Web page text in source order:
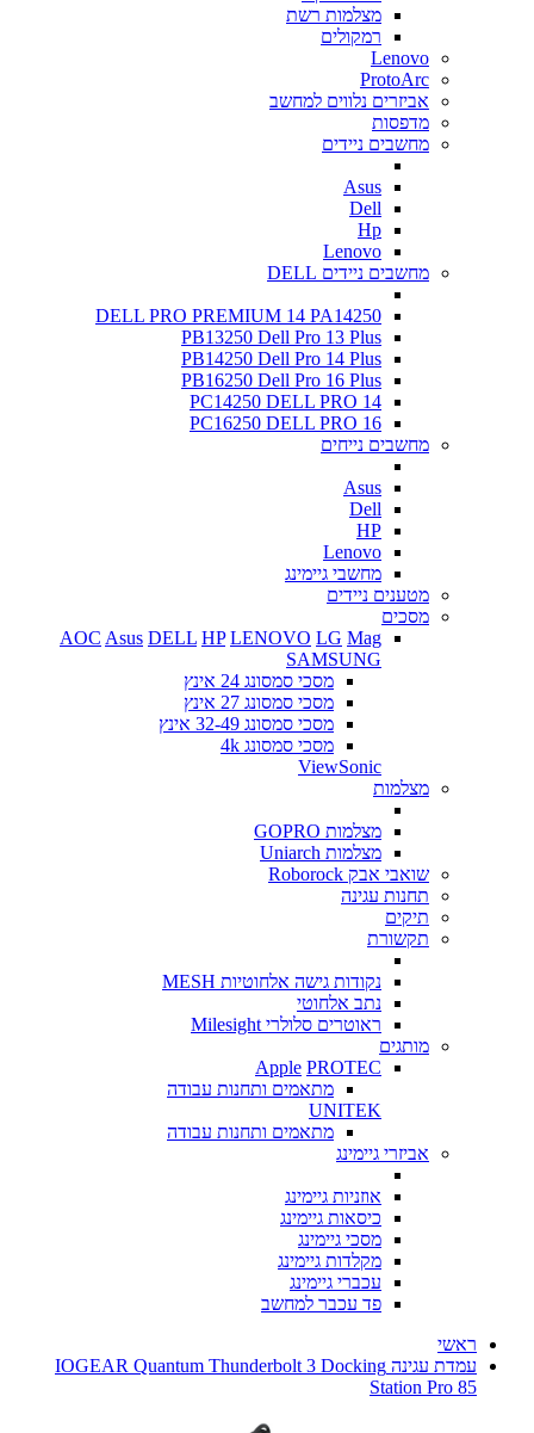
מצלמות רשת
רמקולים
Lenovo
ProtoArc
אביזרים נלווים למחשב
מדפסות
מחשבים ניידים
Asus
Dell
Hp
Lenovo
מחשבים ניידים DELL
DELL PRO PREMIUM 14 PA14250
PB13250 Dell Pro 13 Plus
PB14250 Dell Pro 14 Plus
PB16250 Dell Pro 16 Plus
PC14250 DELL PRO 14
PC16250 DELL PRO 16
מחשבים נייחים
Asus
Dell
HP
Lenovo
מחשבי גיימינג
מטענים ניידים
מסכים
AOC Asus DELL HP LENOVO LG Mag
SAMSUNG
מסכי סמסונג 24 אינץ
מסכי סמסונג 27 אינץ
מסכי סמסונג 32-49 אינץ
מסכי סמסונג 4k
ViewSonic
מצלמות
מצלמות GOPRO
מצלמות Uniarch
שואבי אבק Roborock
תחנות עגינה
תיקים
תקשורת
נקודות גישה אלחוטיות MESH
נתב אלחוטי
ראוטרים סלולרי Milesight
מותגים
Apple PROTEC
מתאמים ותחנות עבודה
UNITEK
מתאמים ותחנות עבודה
אביזרי גיימינג
אוזניות גיימינג
כיסאות גיימינג
מסכי גיימינג
מקלדות גיימינג
עכברי גיימינג
פד עכבר למחשב
ראשי
עמדת עגינה IOGEAR Quantum Thunderbolt 3 Docking
Station Pro 85